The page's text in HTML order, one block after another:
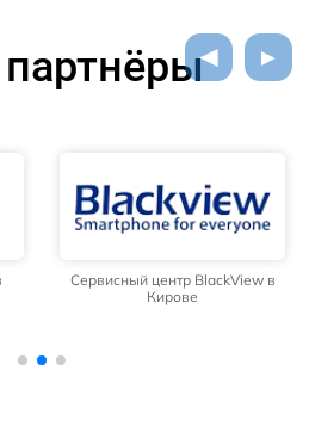
Сервисный центр BlackView в
Кирове